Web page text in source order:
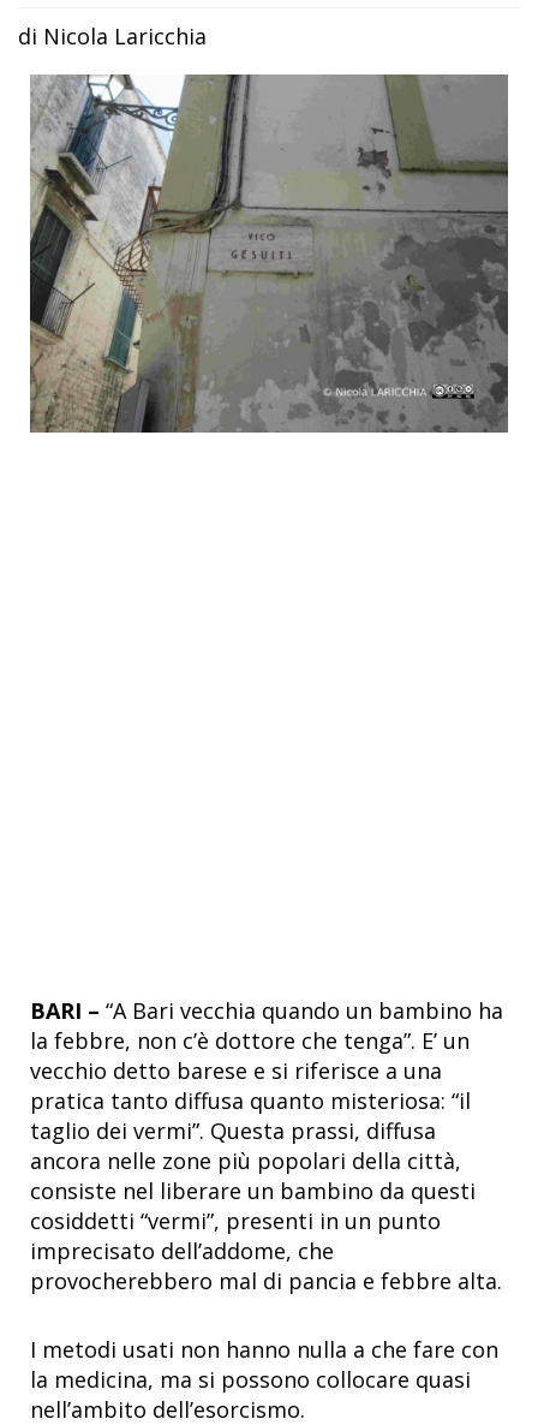
di Nicola Laricchia
BARI – “A Bari vecchia quando un bambino ha
la febbre, non c’è dottore che tenga”. E’ un
vecchio detto barese e si riferisce a una
pratica tanto diffusa quanto misteriosa: “il
taglio dei vermi”. Questa prassi, diffusa
ancora nelle zone più popolari della città,
consiste nel liberare un bambino da questi
cosiddetti “vermi”, presenti in un punto
imprecisato dell’addome, che
provocherebbero mal di pancia e febbre alta.
I metodi usati non hanno nulla a che fare con
la medicina, ma si possono collocare quasi
nell’ambito dell’esorcismo.